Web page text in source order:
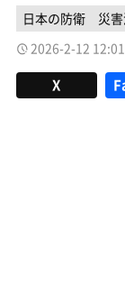
日本の防衛 災
2026-2-12 12:01
X